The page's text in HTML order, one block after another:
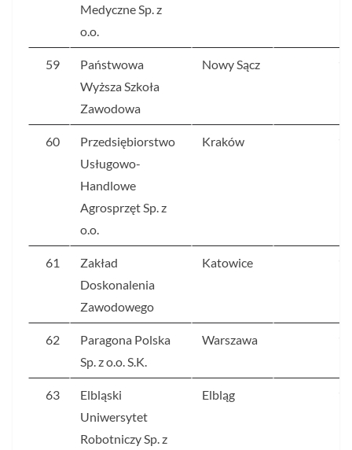
Medyczne Sp. z
o.o.
59
Państwowa
Wyższa Szkoła
Zawodowa
Nowy Sącz
60
Przedsiębiorstwo
Usługowo-
Handlowe
Agrosprzęt Sp. z
o.o.
Kraków
61
Zakład
Doskonalenia
Zawodowego
Katowice
62
Paragona Polska
Sp. z o.o. S.K.
Warszawa
63
Elbląski
Uniwersytet
Robotniczy Sp. z
Elbląg